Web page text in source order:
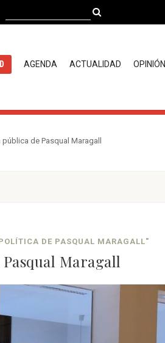
AGENDA ACTUALIDAD OPINIÓN
de Pasqual Maragall
DE PASQUAL MARAGALL"
Maragall